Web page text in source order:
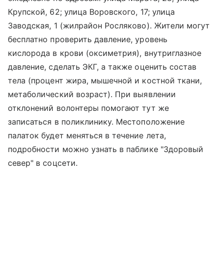
Крупской, 62; улица Воровского, 17; улица
Заводская, 1 (жилрайон Росляково). Жители могут
бесплатно проверить давление, уровень
кислорода в крови (оксиметрия), внутриглазное
давление, сделать ЭКГ, а также оценить состав
тела (процент жира, мышечной и костной ткани,
метаболический возраст). При выявлении
отклонений волонтеры помогают тут же
записаться в поликлинику. Местоположение
палаток будет меняться в течение лета,
подробности можно узнать в паблике "Здоровый
север" в соцсети.